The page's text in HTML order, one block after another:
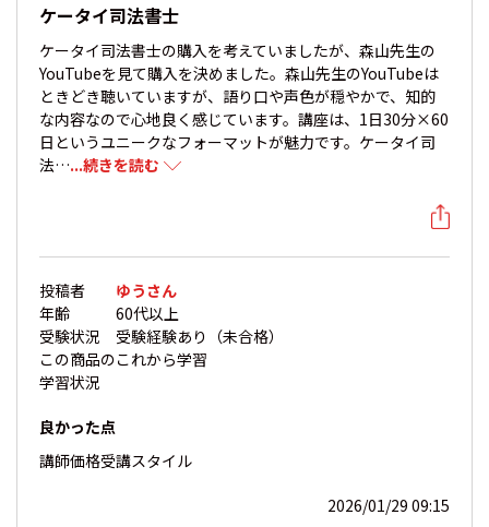
ケータイ司法書士
ケータイ司法書士の購入を考えていましたが、森山先生の
YouTubeを見て購入を決めました。森山先生のYouTubeは
ときどき聴いていますが、語り口や声色が穏やかで、知的
な内容なので心地良く感じています。講座は、1日30分×60
日というユニークなフォーマットが魅力です。ケータイ司
法…...続きを読む
投稿者
ゆうさん
年齢
60代以上
受験状況
受験経験あり（未合格）
この商品の
学習状況
これから学習
良かった点
講師価格受講スタイル
2026/01/29 09:15